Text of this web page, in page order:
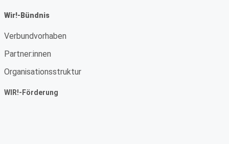
Wir!-Bündnis
Verbundvorhaben
Partner:innen
Organisationsstruktur
WIR!-Förderung